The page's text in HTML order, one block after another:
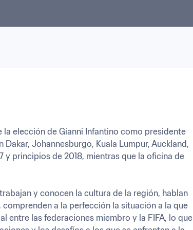
la elección de Gianni Infantino como presidente
Johannesburgo, Kuala Lumpur, Auckland,
y principios de 2018, mientras que la oficina de
y conocen la cultura de la región, hablan
a la perfección la situación a la que
entre las federaciones miembro y la FIFA, lo que